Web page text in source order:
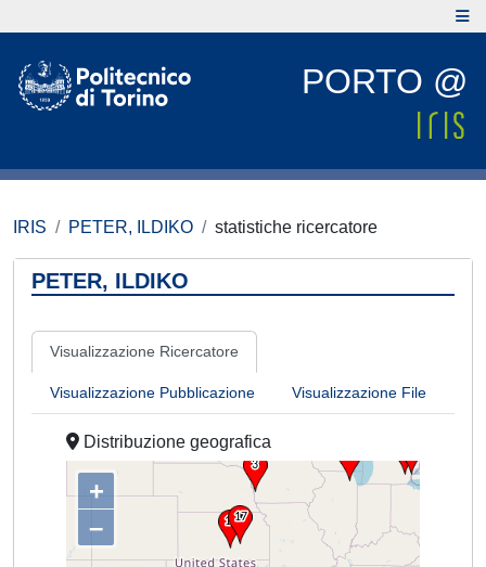
PORTO @
IRIS PETER, ILDIKO statistiche ricercatore
PETER, ILDIKO
Visualizzazione Ricercatore
Visualizzazione Pubblicazione Visualizzazione File
Distribuzione geografica
+
–